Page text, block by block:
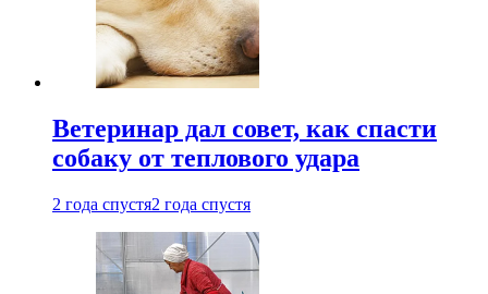
Ветеринар дал совет, как спасти
собаку от теплового удара
2 года спустя2 года спустя